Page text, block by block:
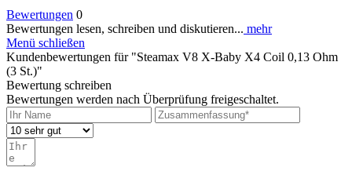
Bewertungen 0
Bewertungen lesen, schreiben und diskutieren... mehr
Menü schließen
Kundenbewertungen für "Steamax V8 X-Baby X4 Coil 0,13 Ohm
(3 St.)"
Bewertung schreiben
Bewertungen werden nach Überprüfung freigeschaltet.